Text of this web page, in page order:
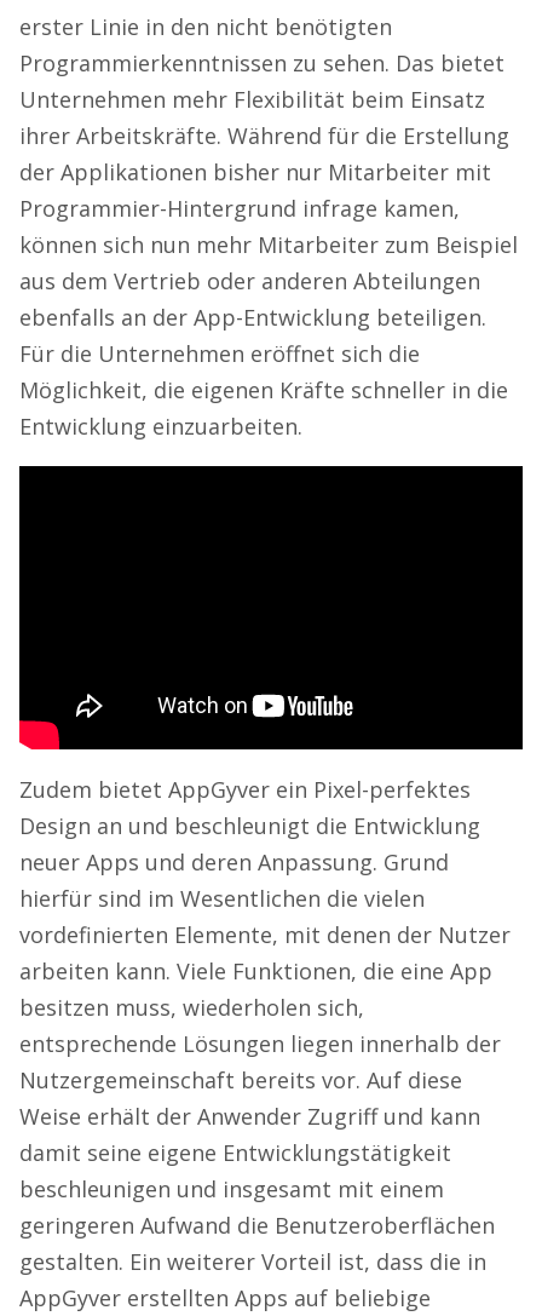
erster Linie in den nicht benötigten
Programmierkenntnissen zu sehen. Das bietet
Unternehmen mehr Flexibilität beim Einsatz
ihrer Arbeitskräfte. Während für die Erstellung
der Applikationen bisher nur Mitarbeiter mit
Programmier-Hintergrund infrage kamen,
können sich nun mehr Mitarbeiter zum Beispiel
aus dem Vertrieb oder anderen Abteilungen
ebenfalls an der App-Entwicklung beteiligen.
Für die Unternehmen eröffnet sich die
Möglichkeit, die eigenen Kräfte schneller in die
Entwicklung einzuarbeiten.
Zudem bietet AppGyver ein Pixel-perfektes
Design an und beschleunigt die Entwicklung
neuer Apps und deren Anpassung. Grund
hierfür sind im Wesentlichen die vielen
vordefinierten Elemente, mit denen der Nutzer
arbeiten kann. Viele Funktionen, die eine App
besitzen muss, wiederholen sich,
entsprechende Lösungen liegen innerhalb der
Nutzergemeinschaft bereits vor. Auf diese
Weise erhält der Anwender Zugriff und kann
damit seine eigene Entwicklungstätigkeit
beschleunigen und insgesamt mit einem
geringeren Aufwand die Benutzeroberflächen
gestalten. Ein weiterer Vorteil ist, dass die in
AppGyver erstellten Apps auf beliebige